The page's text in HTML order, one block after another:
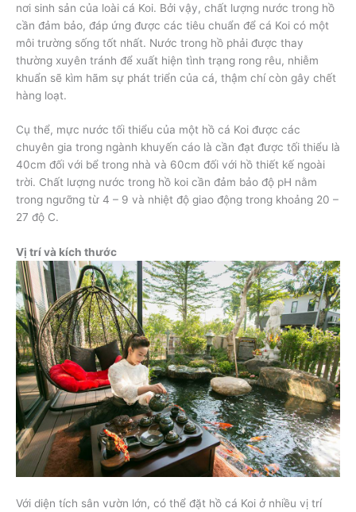
nơi sinh sản của loài cá Koi. Bởi vậy, chất lượng nước trong hồ
cần đảm bảo, đáp ứng được các tiêu chuẩn để cá Koi có một
môi trường sống tốt nhất. Nước trong hồ phải được thay
thường xuyên tránh để xuất hiện tình trạng rong rêu, nhiễm
khuẩn sẽ kìm hãm sự phát triển của cá, thậm chí còn gây chết
hàng loạt.
Cụ thể, mực nước tối thiểu của một hồ cá Koi được các
chuyên gia trong ngành khuyến cáo là cần đạt được tối thiểu là
40cm đối với bể trong nhà và 60cm đối với hồ thiết kế ngoài
trời. Chất lượng nước trong hồ koi cần đảm bảo độ pH nằm
trong ngưỡng từ 4 – 9 và nhiệt độ giao động trong khoảng 20 –
27 độ C.
Vị trí và kích thước
Với diện tích sân vườn lớn, có thể đặt hồ cá Koi ở nhiều vị trí